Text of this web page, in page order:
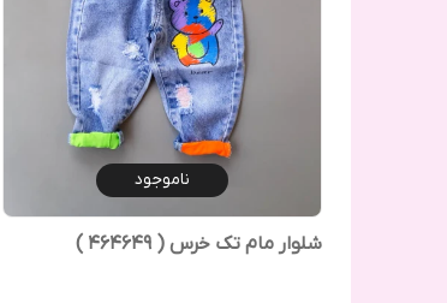
ناموجود
شلوار مام تک خرس ( 464649 )